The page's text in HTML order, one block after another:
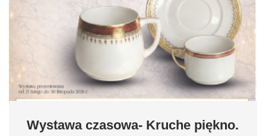
Wystawa czasowa- Kruche piękno.